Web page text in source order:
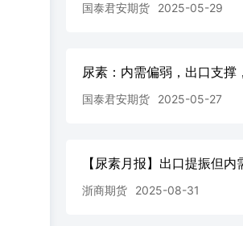
国泰君安期货 2025-05-29
尿素：内需偏弱，出口支撑
国泰君安期货 2025-05-27
【尿素月报】出口提振但
浙商期货 2025-08-31